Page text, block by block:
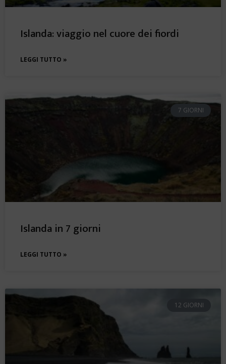
Islanda: viaggio nel cuore dei fiordi
LEGGI TUTTO »
7 GIORNI
Islanda in 7 giorni
LEGGI TUTTO »
12 GIORNI